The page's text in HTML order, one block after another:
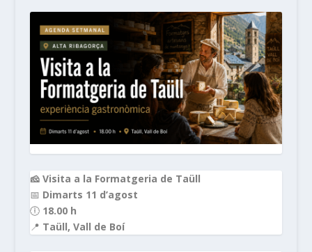
🧀 Visita a la Formatgeria de Taüll
📅 Dimarts 11 d’agost
🕕 18.00 h
📍 Taüll, Vall de Boí